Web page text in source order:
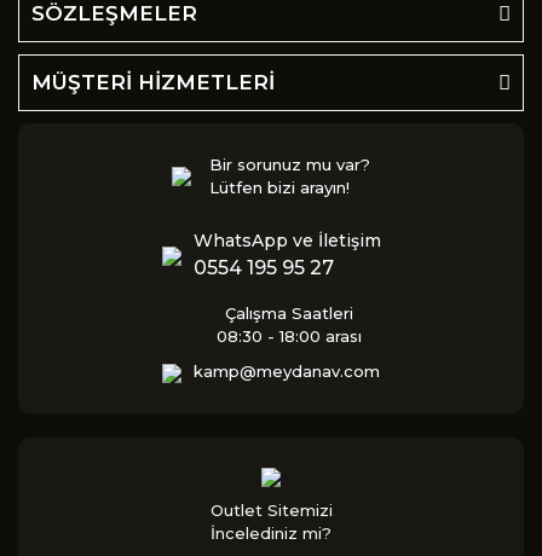
SÖZLEŞMELER
MÜŞTERİ HİZMETLERİ
Bir sorunuz mu var?
Lütfen bizi arayın!
WhatsApp ve İletişim
0554 195 95 27
Çalışma Saatleri
08:30 - 18:00 arası
kamp@meydanav.com
Outlet Sitemizi
İncelediniz mi?